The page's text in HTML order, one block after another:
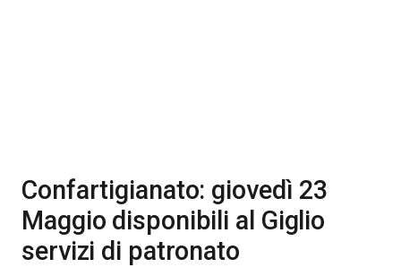
Confartigianato: giovedì 23
Maggio disponibili al Giglio
servizi di patronato